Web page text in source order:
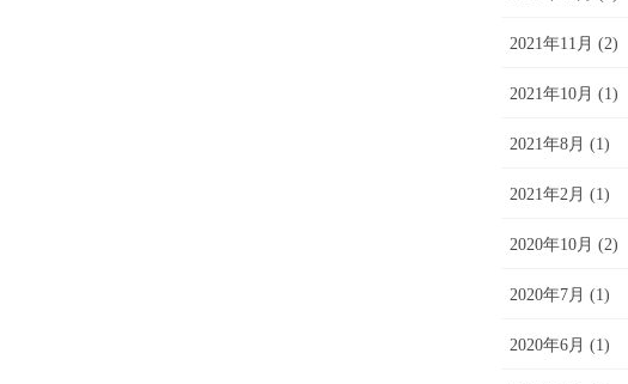
2021年11月 (2)
2021年10月 (1)
2021年8月 (1)
2021年2月 (1)
2020年10月 (2)
2020年7月 (1)
2020年6月 (1)